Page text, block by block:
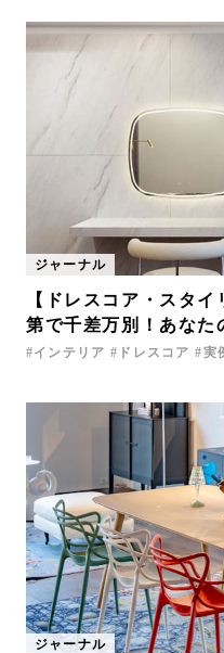
ジャーナル
【ドレスコア・スタ
第で千差万別！あなた
ルームの作り方
インテリア ドレスコア 実
ジャーナル